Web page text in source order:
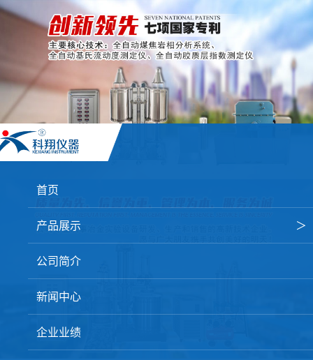
首页
产品展示 ＞
焦炭高温性能检测系统
球团矿/烧结矿/块矿高温冶金性能检测系统
公司简介
新闻中心
企业业绩